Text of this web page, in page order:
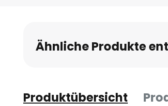
Ähnliche Produkte
Produktübersicht